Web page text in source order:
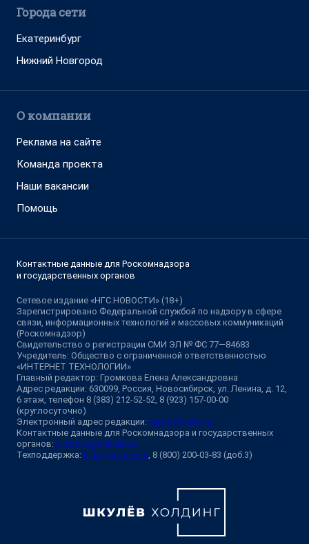
Города сети
Екатеринбург
Нижний Новгород
О компании
Реклама на сайте
Команда проекта
Наши вакансии
Помощь
Контактные данные для Роскомнадзора
и государственных органов
Сетевое издание «НГС.НОВОСТИ» (18+)
Зарегистрировано Федеральной службой по надзору в сфере
связи, информационных технологий и массовых коммуникаций
(Роскомнадзор)
Свидетельство о регистрации СМИ ЭЛ № ФС 77—84683
Учредитель: Общество с ограниченной ответственностью
«ИНТЕРНЕТ ТЕХНОЛОГИИ»
Главный редактор: Громкова Елена Александровна
Адрес редакции: 630099, Россия, Новосибирск, ул. Ленина, д. 12,
6 этаж, телефон 8 (383) 212-52-52, 8 (923) 157-00-00
(круглосуточно)
Электронный адрес редакции: ngs@shkulev.ru
Контактные данные для Роскомнадзора и государственных
органов: juristnsk@shkulev.ru
Техподдержка: help@shkulev.ru, 8 (800) 200-03-83 (доб.3)